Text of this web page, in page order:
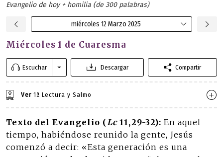
Evangelio de hoy + homilia (de 300 palabras)
miércoles 12 Marzo 2025
Miércoles 1 de Cuaresma
Escuchar Descargar Compartir
Ver 1ª Lectura y Salmo
Texto del Evangelio (Lc11,29-32): En aquel
tiempo, habiéndose reunido la gente, Jesús
comenzó a decir: «Esta generación es una